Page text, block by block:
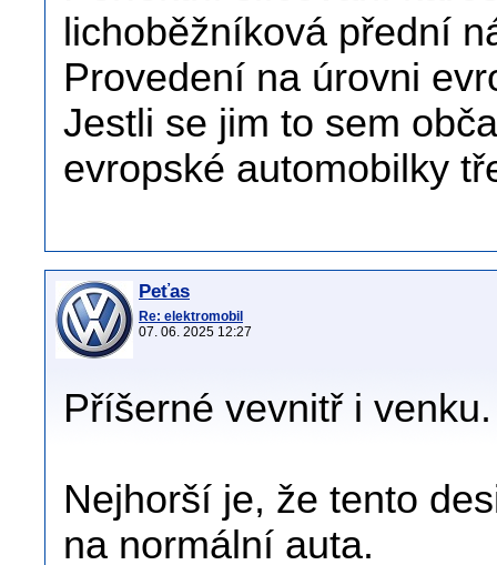
lichoběžníková přední
Provedení na úrovni
Jestli se jim to sem
evropské automobilky
Peťas
Re: elektromobil
07. 06. 2025 12:27
Příšerné vevnitř i venku.
Nejhorší je, že tento
na normální auta.